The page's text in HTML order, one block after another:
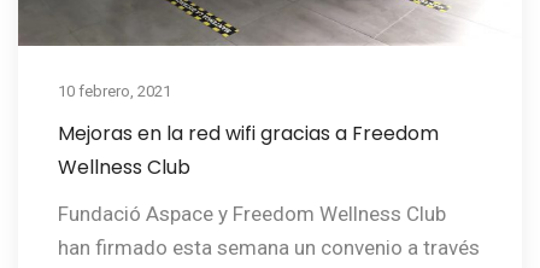
10 febrero, 2021
Mejoras en la red wifi gracias a Freedom
Wellness Club
Fundació Aspace y Freedom Wellness Club
han firmado esta semana un convenio a través